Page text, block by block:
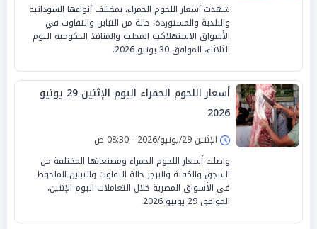
شهدت أسعار اللحوم الحمراء، بمختلف أنواعها السودانية
والبلدية والمستوردة، حالة من التباين والتفاوت في
الأسواق الاستهلاكية المحلية والمنافذ الحكومية اليوم
الثلاثاء، الموافق 30 يونيو 2026.
أسعار اللحوم الحمراء اليوم الإثنين 29 يونيو
2026
الإثنين 29/يونيو/2026 - 08:30 ص
واصلت أسعار اللحوم الحمراء ومصنعاتها المختلفة من
السجق والكفتة والبرجر حالة التفاوت والتباين الملحوظ
في الأسواق المصرية خلال التعاملات اليوم الإثنين،
الموافق 29 يونيو 2026.